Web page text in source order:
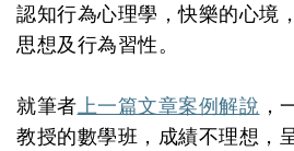
認知行為心理學，快樂的心境
思想及行為習性。
就筆者 上一篇文章案例解說 ，
教授的數學班，成績不理想，